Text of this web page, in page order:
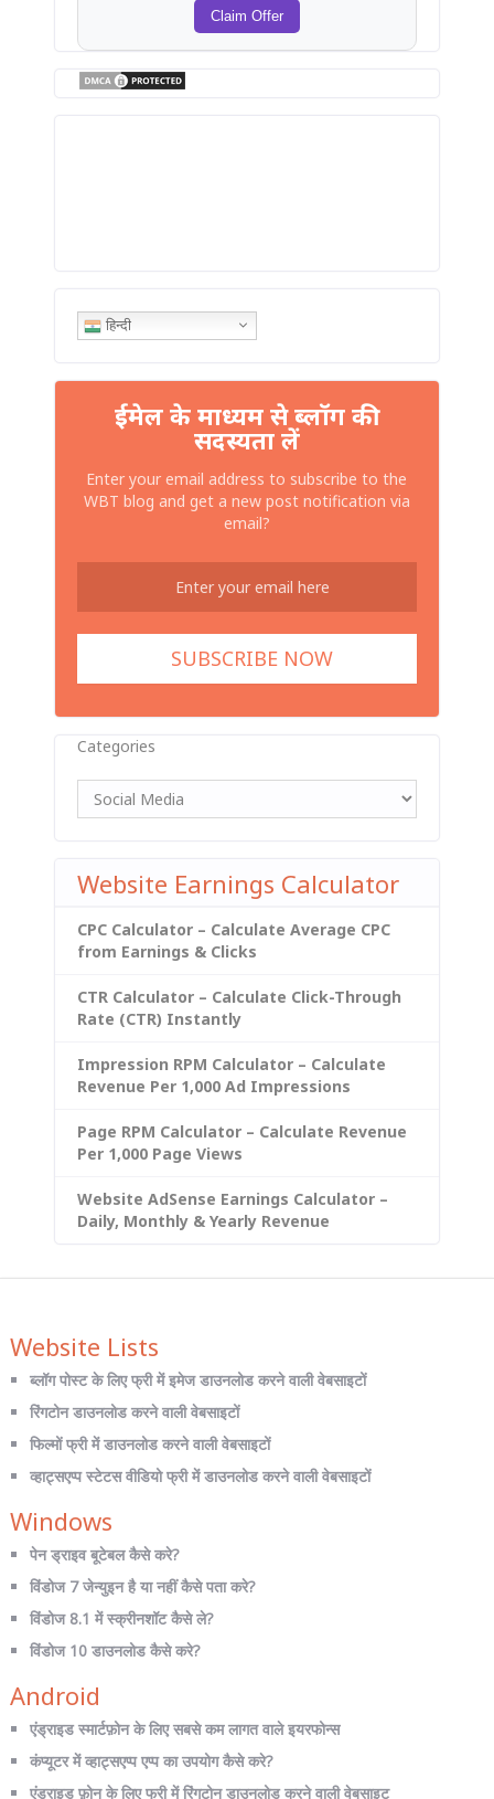
Claim Offer
हिन्दी
ईमेल के माध्यम से ब्लॉग की
सदस्यता लें
Enter your email address to subscribe to the
WBT blog and get a new post notification via
email?
Categories
Website Earnings Calculator
CPC Calculator – Calculate Average CPC
from Earnings & Clicks
CTR Calculator – Calculate Click-Through
Rate (CTR) Instantly
Impression RPM Calculator – Calculate
Revenue Per 1,000 Ad Impressions
Page RPM Calculator – Calculate Revenue
Per 1,000 Page Views
Website AdSense Earnings Calculator –
Daily, Monthly & Yearly Revenue
Website Lists
ब्लॉग पोस्ट के लिए फ्री में इमेज डाउनलोड करने वाली वेबसाइटों
रिंगटोन डाउनलोड करने वाली वेबसाइटों
फिल्मों फ्री में डाउनलोड करने वाली वेबसाइटों
व्हाट्सएप्प स्टेटस वीडियो फ्री में डाउनलोड करने वाली वेबसाइटों
Windows
पेन ड्राइव बूटेबल कैसे करे?
विंडोज 7 जेन्युइन है या नहीं कैसे पता करे?
विंडोज 8.1 में स्क्रीनशॉट कैसे ले?
विंडोज 10 डाउनलोड कैसे करे?
Android
एंड्राइड स्मार्टफ़ोन के लिए सबसे कम लागत वाले इयरफोन्स
कंप्यूटर में व्हाट्सएप्प एप्प का उपयोग कैसे करे?
एंड्राइड फ़ोन के लिए फ्री में रिंगटोन डाउनलोड करने वाली वेबसाइट